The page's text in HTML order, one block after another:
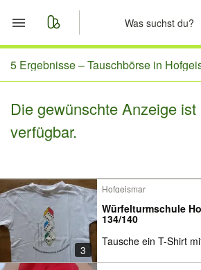
Start
Nachrichten
5 Ergebnisse –Tauschbörse in
Die gewünschte Anzeige
verfügbar.
3
Hofgeismar
Würfelturmschule
134/140
Tausche ein T-Shirt